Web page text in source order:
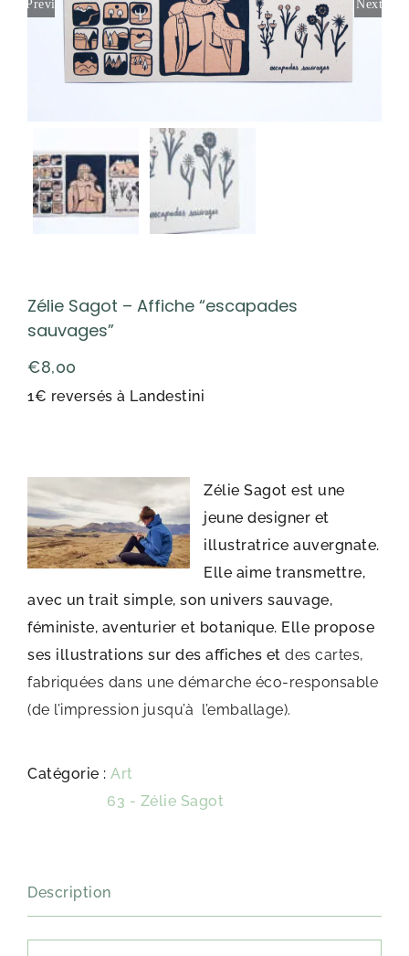
Previous Next
Zélie Sagot – Affiche “escapades
sauvages”
1€ reversés à Landestini
€8,00
Zélie Sagot est une
jeune designer et
illustratrice auvergnate.
Elle aime transmettre,
avec un trait simple, son univers sauvage,
féministe, aventurier et botanique. Elle propose
ses illustrations sur des affiches et des cartes,
fabriquées dans une démarche éco-responsable
(de l’impression jusqu’à l’emballage).
Catégorie : Art
63 - Zélie Sagot
Description